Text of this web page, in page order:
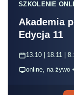
SZKOLENIE
Akademia
Edycja 11
13.10 | 18.11 |
online, na żywo